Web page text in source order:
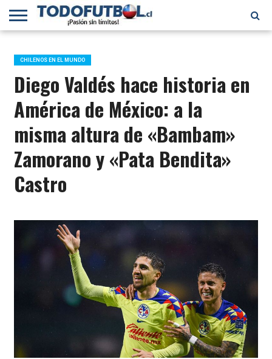
PRIMERA
B
SELECCIÓN
CHILENA
CHILENOS
EN EL
MUNDO
FÚTBOL
INTERNACIONAL
CHILENOS EN EL MUNDO
Diego Valdés hace historia en
América de México: a la
misma altura de «Bambam»
Zamorano y «Pata Bendita»
Castro